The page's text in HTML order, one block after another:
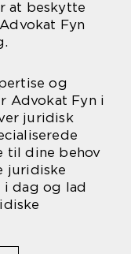
at beskytte
Fyn
og
Advokat Fyn i
juridisk
til dine behov
juridiske
i dag og lad